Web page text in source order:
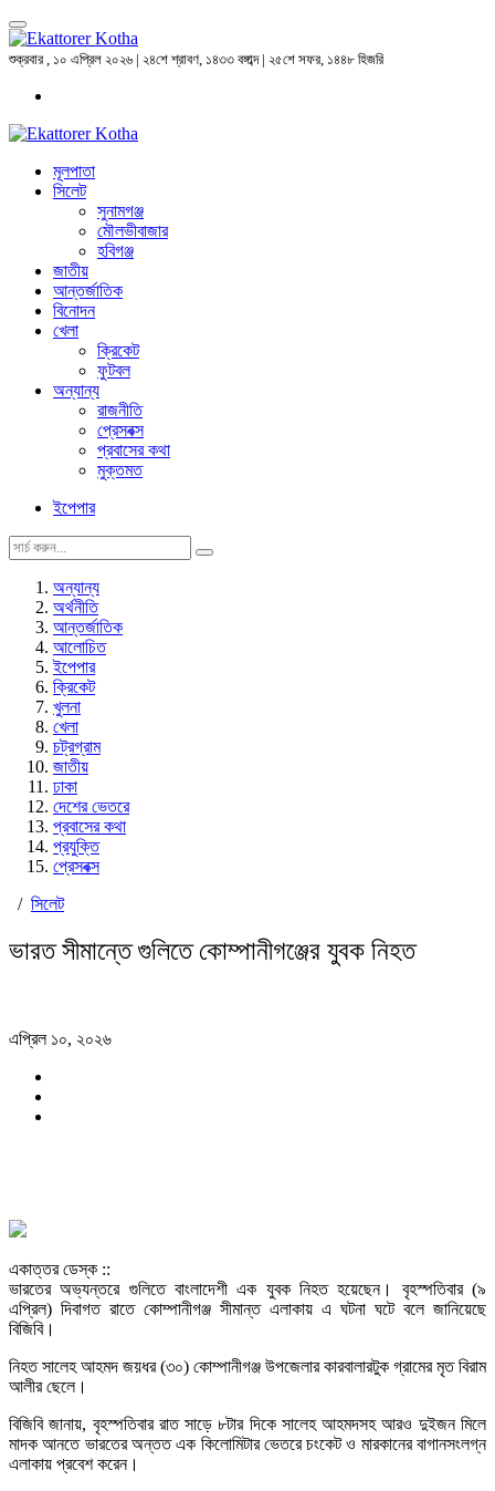
শুক্রবার , ১০ এপ্রিল ২০২৬ | ২৪শে শ্রাবণ, ১৪৩৩ বঙ্গাব্দ | ২৫শে সফর, ১৪৪৮ হিজরি
মূলপাতা
সিলেট
সুনামগঞ্জ
মৌলভীবাজার
হবিগঞ্জ
জাতীয়
আন্তর্জাতিক
বিনোদন
খেলা
ক্রিকেট
ফুটবল
অন্যান্য
রাজনীতি
প্রেসবক্স
প্রবাসের কথা
মুক্তমত
ইপেপার
অন্যান্য
অর্থনীতি
আন্তর্জাতিক
আলোচিত
ইপেপার
ক্রিকেট
খুলনা
খেলা
চট্রগ্রাম
জাতীয়
ঢাকা
দেশের ভেতরে
প্রবাসের কথা
প্রযুক্তি
প্রেসবক্স
/ সিলেট
ভারত সীমান্তে গুলিতে কোম্পানীগঞ্জের যুবক নিহত
এপ্রিল ১০, ২০২৬
একাত্তর ডেস্ক ::
ভারতের অভ্যন্তরে গুলিতে বাংলাদেশী এক যুবক নিহত হয়েছেন। বৃহস্পতিবার (৯
এপ্রিল) দিবাগত রাতে কোম্পানীগঞ্জ সীমান্ত এলাকায় এ ঘটনা ঘটে বলে জানিয়েছে
বিজিবি।
নিহত সালেহ আহমদ জয়ধর (৩০) কোম্পানীগঞ্জ উপজেলার কারবালারটুক গ্রামের মৃত বিরাম
আলীর ছেলে।
বিজিবি জানায়, বৃহস্পতিবার রাত সাড়ে ৮টার দিকে সালেহ আহমদসহ আরও দুইজন মিলে
মাদক আনতে ভারতের অন্তত এক কিলোমিটার ভেতরে চংকেট ও মারকানের বাগানসংলগ্ন
এলাকায় প্রবেশ করেন।